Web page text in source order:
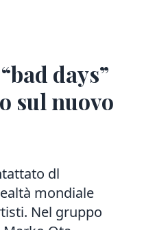
days”
sul nuovo
dl
mondiale
Nel gruppo